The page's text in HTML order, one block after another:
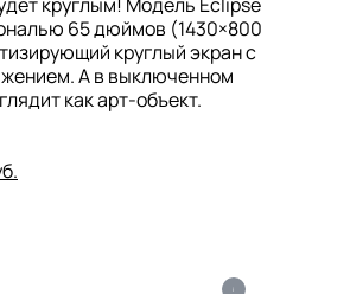
65 дюймов (1430×800
круглый экран с
А в выключенном
как арт-объект.
i